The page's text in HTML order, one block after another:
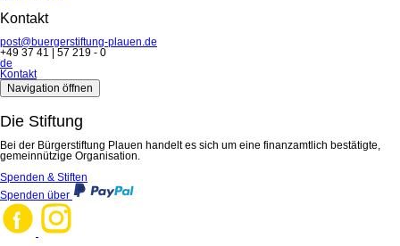
Kontakt
post@buergerstiftung-plauen.de
+49 37 41 | 57 219 - 0
de
Kontakt
Navigation öffnen
Die Stiftung
Bei der Bürgerstiftung Plauen handelt es sich um eine finanzamtlich bestätigte,
gemeinnützige Organisation.
Spenden & Stiften
Spenden über